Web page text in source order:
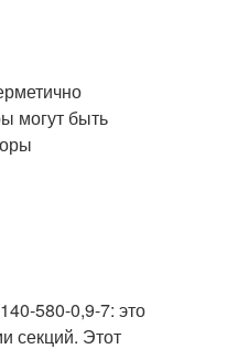
могут быть
580-0,9-7: это
секций. Этот